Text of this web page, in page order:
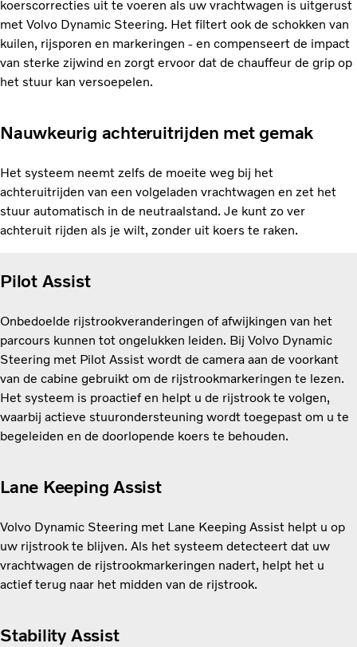
koerscorrecties uit te voeren als uw vrachtwagen is uitgerust
met Volvo Dynamic Steering. Het filtert ook de schokken van
kuilen, rijsporen en markeringen - en compenseert de impact
van sterke zijwind en zorgt ervoor dat de chauffeur de grip op
het stuur kan versoepelen.
Nauwkeurig achteruitrijden met gemak
Het systeem neemt zelfs de moeite weg bij het
achteruitrijden van een volgeladen vrachtwagen en zet het
stuur automatisch in de neutraalstand. Je kunt zo ver
achteruit rijden als je wilt, zonder uit koers te raken.
Pilot Assist
Onbedoelde rijstrookveranderingen of afwijkingen van het
parcours kunnen tot ongelukken leiden. Bij Volvo Dynamic
Steering met Pilot Assist wordt de camera aan de voorkant
van de cabine gebruikt om de rijstrookmarkeringen te lezen.
Het systeem is proactief en helpt u de rijstrook te volgen,
waarbij actieve stuurondersteuning wordt toegepast om u te
begeleiden en de doorlopende koers te behouden.
Lane Keeping Assist
Volvo Dynamic Steering met Lane Keeping Assist helpt u op
uw rijstrook te blijven. Als het systeem detecteert dat uw
vrachtwagen de rijstrookmarkeringen nadert, helpt het u
actief terug naar het midden van de rijstrook.
Stability Assist